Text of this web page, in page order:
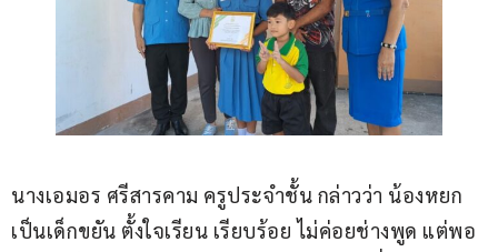
นางเอมอร ศรีสารคาม ครูประจำชั้น กล่าวว่า น้องหยก
เป็นเด็กขยัน ตั้งใจเรียน เรียบร้อย ไม่ค่อยช่างพูด แต่พอ